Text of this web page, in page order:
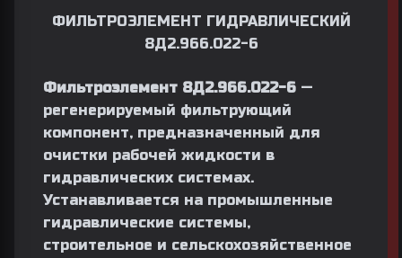
ФИЛЬТРОЭЛЕМЕНТ ГИДРАВЛИЧЕСКИЙ
8Д2.966.022-6
Фильтроэлемент 8Д2.966.022-6 —
регенерируемый фильтрующий
компонент, предназначенный для
очистки рабочей жидкости в
гидравлических системах.
Устанавливается на промышленные
гидравлические системы,
строительное и сельскохозяйственное